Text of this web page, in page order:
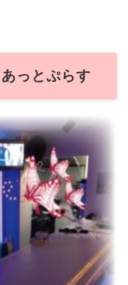
っとぷらす